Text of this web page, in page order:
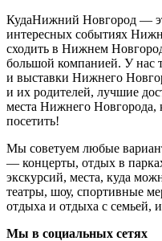
КудаНижний Новгород —
интересных событиях
сходить в Нижнем
большой компанией. У нас
и выставки Нижнего
и их родителей, лучшие
места Нижнего Новгорода,
посетить!
Мы советуем любые
— концерты, отдых в
экскурсий, места, куда
театры, шоу, спортивные
отдыха и отдыха с семьей,
Мы в социальных сетях